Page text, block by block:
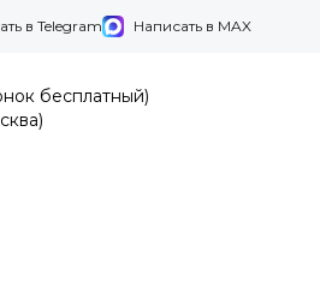
в Telegram Написать в MAX
бесплатный)